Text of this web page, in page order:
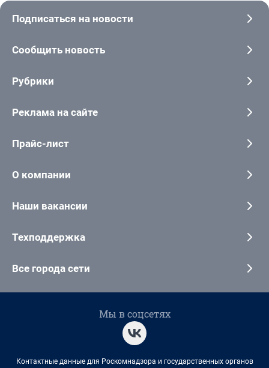
Подписаться на новости
Сообщить новость
Рубрики
Реклама на сайте
Прайс-лист
О компании
Наши вакансии
Техподдержка
Все города сети
Мы в соцсетях
Контактные данные для Роскомнадзора и государственных органов